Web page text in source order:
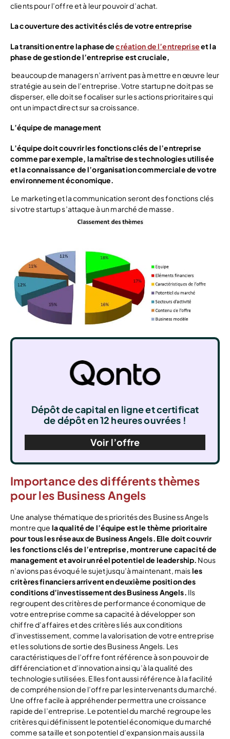
clients pour l’offre et à leur pouvoir d’achat.
La couverture des activités clés de votre entreprise
La transition entre la phase decréation de l’entrepriseet la
phase de gestion de l’entreprise est cruciale,
beaucoup de managers n’arrivent pas à mettre en œuvre leur
stratégie au sein de l’entreprise. Votre startup ne doit pas se
disperser, elle doit se focaliser sur les actions prioritaires qui
ont un impact direct sur sa croissance.
L’équipe de management
L’équipe doit couvrir les fonctions clés de l’entreprise
comme par exemple, la maîtrise des technologies utilisée
et la connaissance de l’organisation commerciale de votre
environnement économique.
Le marketing et la communication seront des fonctions clés
si votre startup s’attaque à un marché de masse.
Dépôt de capital en ligne et certificat
de dépôt en 12 heures ouvrées !
Voir l’offre
Importance des différents thèmes
pour les Business Angels
Une analyse thématique des priorités des Business Angels
montre que la qualité de l’équipe est le thème prioritaire
pour tous les réseaux de Business Angels. Elle doit couvrir
les fonctions clés de l’entreprise, montrer une capacité de
management et avoir un réel potentiel de leadership. Nous
n’avions pas évoqué le sujet jusqu’à maintenant, maisles
critères financiers arrivent en deuxième position des
conditions d’investissement des Business Angels. Ils
regroupent des critères de performance économique de
votre entreprise comme sa capacité à développer son
chiffre d’affaires et des critères liés aux conditions
d’investissement, comme la valorisation de votre entreprise
et les solutions de sortie des Business Angels. Les
caractéristiques de l’offre font référence à son pouvoir de
différenciation et d’innovation ainsi qu’à la qualité des
technologies utilisées. Elles font aussi référence à la facilité
de compréhension de l’offre par les intervenants du marché.
Une offre facile à appréhender permettra une croissance
rapide de l’entreprise. Le potentiel du marché regroupe les
critères qui définissent le potentiel économique du marché
comme sa taille et son potentiel d’expansion mais aussi la